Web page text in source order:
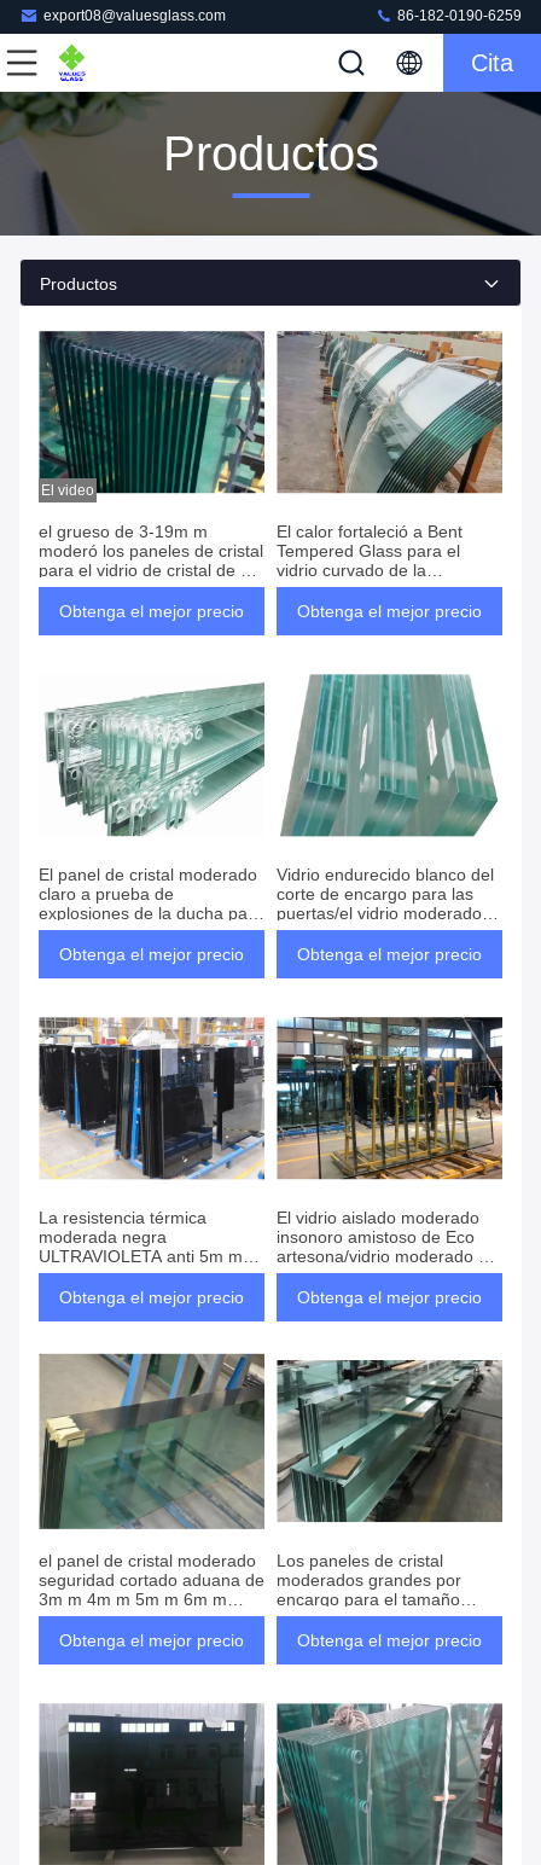
export08@valuesglass.com 86-182-0190-6259
Cita
Productos
Productos
El video
el grueso de 3-19m m
moderó los paneles de cristal
para el vidrio de cristal de AR
del control solar
Obtenga el mejor precio
El calor fortaleció a Bent
Tempered Glass para el
vidrio curvado de la
barandilla
Obtenga el mejor precio
El panel de cristal moderado
claro a prueba de
explosiones de la ducha para
el sitio de ducha
Obtenga el mejor precio
Vidrio endurecido blanco del
corte de encargo para las
puertas/el vidrio moderado
blanco
Obtenga el mejor precio
La resistencia térmica
moderada negra
ULTRAVIOLETA anti 5m m
del vidrio/6m m endureció el
vidrio
Obtenga el mejor precio
El vidrio aislado moderado
insonoro amistoso de Eco
artesona/vidrio moderado de
encargo
Obtenga el mejor precio
el panel de cristal moderado
seguridad cortado aduana de
3m m 4m m 5m m 6m m
para el sitio de ducha
Obtenga el mejor precio
Los paneles de cristal
moderados grandes por
encargo para el tamaño
3300X9000m m
Obtenga el mejor precio